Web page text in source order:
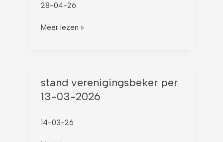
28-04-26
2026.
Meer lezen »
stand verenigingsbeker per
13-03-2026
14-03-26
stand
verenigingsbeker
per
03-